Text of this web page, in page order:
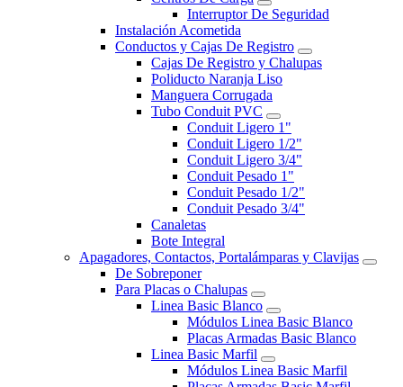
Interruptor De Seguridad
Instalación Acometida
Conductos y Cajas De Registro
Cajas De Registro y Chalupas
Poliducto Naranja Liso
Manguera Corrugada
Tubo Conduit PVC
Conduit Ligero 1"
Conduit Ligero 1/2"
Conduit Ligero 3/4"
Conduit Pesado 1"
Conduit Pesado 1/2"
Conduit Pesado 3/4"
Canaletas
Bote Integral
Apagadores, Contactos, Portalámparas y Clavijas
De Sobreponer
Para Placas o Chalupas
Linea Basic Blanco
Módulos Linea Basic Blanco
Placas Armadas Basic Blanco
Linea Basic Marfil
Módulos Linea Basic Marfil